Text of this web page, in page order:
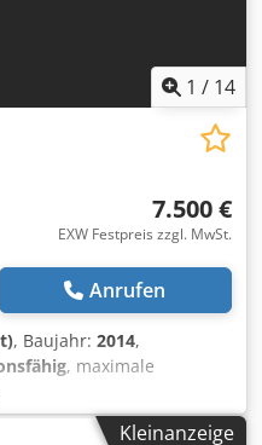
1 / 14
7.500 €
EXW Festpreis zzgl. MwSt.
Anrufen
, Baujahr: 2014,
, maximale
minimale
zwei Motoren mit je 3 kW
Kleinanzeige